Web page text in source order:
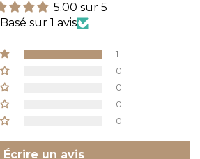
5.00 sur 5
Basé sur 1 avis
1
0
0
0
0
Écrire un avis